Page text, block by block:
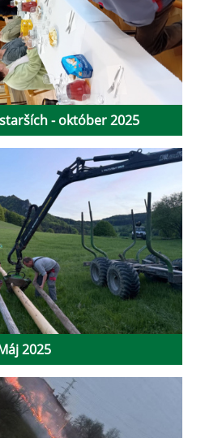
- október 2025
2025